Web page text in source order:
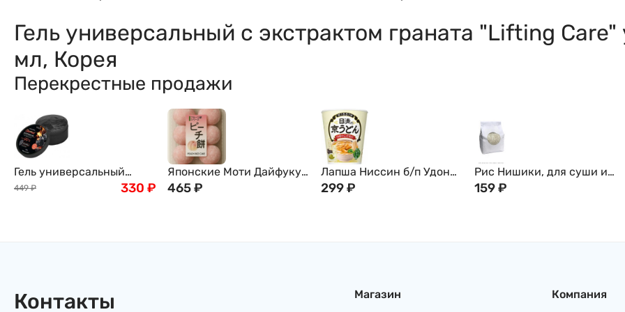
Гель универсальный с экстрактом граната "Lifting
мл, Корея
Перекрестные продажи
Гель универсальный
увлажняющий с
449 ₽ 330 ₽
Японские Моти Дайфуку
с Персиком Kubota Seika
465₽
Лапша Ниссин б/п Удон
"Кё" по-кансайски в
Foods, 66г Япония
299₽
Рис Нишики, для суши и
роллов, 1кг
159₽
Контакты Магазин Компания